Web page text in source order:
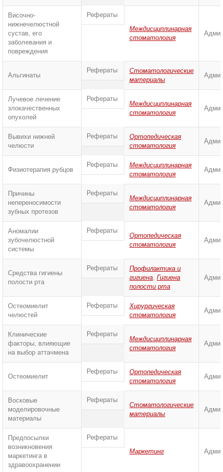
Височно-
нижнечелюстной
сустав, его
заболевания и
повреждения
Рефераты
Междисциплинарная
стоматология
Альгинаты
Рефераты
Стоматологические
материалы
Лучевое лечение
злокачественных
опухолей
Рефераты
Междисциплинарная
стоматология
Вывихи нижней
челюсти
Рефераты
Ортопедическая
стоматология
Физиотерапия рубцов
Рефераты
Междисциплинарная
стоматология
Причины
непереносимости
зубных протезов
Рефераты
Междисциплинарная
стоматология
Аномалии
зубочелюстной
системы
Рефераты
Ортопедическая
стоматология
Средства гигиены
полости рта
Рефераты
Профилактика и
гигиена, Гигиена
полости рта
Остеомиелит
челюстей
Рефераты
Хирургическая
стоматология
Клинические
факторы, влияющие
на выбор аттачмена
Рефераты
Междисциплинарная
стоматология
Остеомиелит
Рефераты
Ортопедическая
стоматология
Восковые
моделировочные
материалы
Рефераты
Стоматологические
материалы
Предпосылки
возникновения
маркетинга в
здравоохранении
Рефераты
Маркетинг